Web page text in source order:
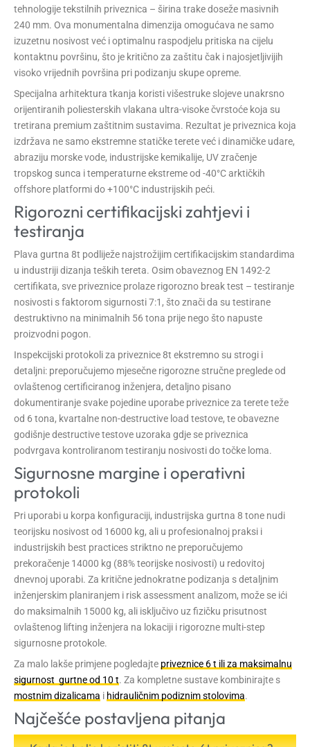
tehnologije tekstilnih priveznica – širina trake doseže masivnih
240 mm. Ova monumentalna dimenzija omogućava ne samo
izuzetnu nosivost već i optimalnu raspodjelu pritiska na cijelu
kontaktnu površinu, što je kritično za zaštitu čak i najosjetljivijih
visoko vrijednih površina pri podizanju skupe opreme.
Specijalna arhitektura tkanja koristi višestruke slojeve unakrsno
orijentiranih poliesterskih vlakana ultra-visoke čvrstoće koja su
tretirana premium zaštitnim sustavima. Rezultat je priveznica koja
izdržava ne samo ekstremne statičke terete već i dinamičke udare,
abraziju morske vode, industrijske kemikalije, UV zračenje
tropskog sunca i temperaturne ekstreme od -40°C arktičkih
offshore platformi do +100°C industrijskih peći.
Rigorozni certifikacijski zahtjevi i
testiranja
Plava gurtna 8t podliježe najstrožijim certifikacijskim standardima
u industriji dizanja teških tereta. Osim obaveznog EN 1492-2
certifikata, sve priveznice prolaze rigorozno break test – testiranje
nosivosti s faktorom sigurnosti 7:1, što znači da su testirane
destruktivno na minimalnih 56 tona prije nego što napuste
proizvodni pogon.
Inspekcijski protokoli za priveznice 8t ekstremno su strogi i
detaljni: preporučujemo mjesečne rigorozne stručne preglede od
ovlaštenog certificiranog inženjera, detaljno pisano
dokumentiranje svake pojedine uporabe priveznice za terete teže
od 6 tona, kvartalne non-destructive load testove, te obavezne
godišnje destructive testove uzoraka gdje se priveznica
podvrgava kontroliranom testiranju nosivosti do točke loma.
Sigurnosne margine i operativni
protokoli
Pri uporabi u korpa konfiguraciji, industrijska gurtna 8 tone nudi
teorijsku nosivost od 16000 kg, ali u profesionalnoj praksi i
industrijskih best practices striktno ne preporučujemo
prekoračenje 14000 kg (88% teorijske nosivosti) u redovitoj
dnevnoj uporabi. Za kritične jednokratne podizanja s detaljnim
inženjerskim planiranjem i risk assessment analizom, može se ići
do maksimalnih 15000 kg, ali isključivo uz fizičku prisutnost
ovlaštenog lifting inženjera na lokaciji i rigorozne multi-step
sigurnosne protokole.
Za malo lakše primjene pogledajte priveznice 6 t ili za maksimalnu
sigurnost gurtne od 10 t. Za kompletne sustave kombinirajte s
mostnim dizalicama i hidrauličnim podiznim stolovima.
Najčešće postavljena pitanja